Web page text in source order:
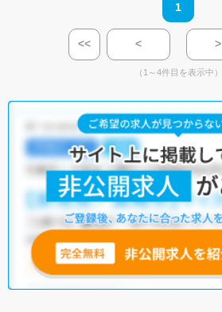
1
<< < >
（1～4件目を表示中）